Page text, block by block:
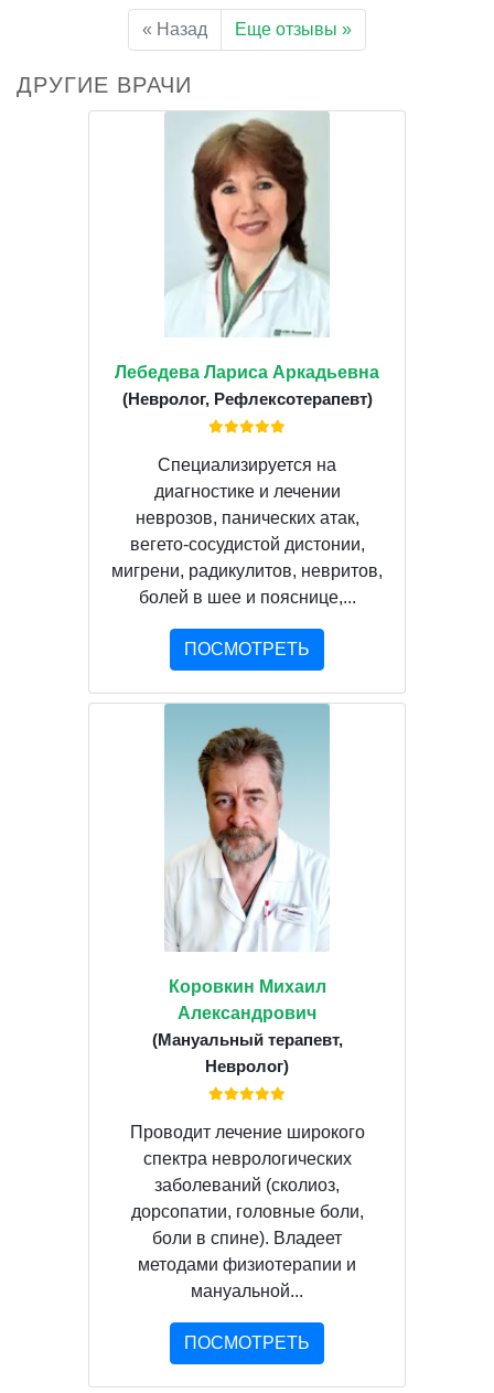
« Назад Еще отзывы »
ДРУГИЕ ВРАЧИ
Лебедева Лариса Аркадьевна
(Невролог, Рефлексотерапевт)
Специализируется на
диагностике и лечении
неврозов, панических атак,
вегето-сосудистой дистонии,
мигрени, радикулитов, невритов,
болей в шее и пояснице,...
ПОСМОТРЕТЬ
Коровкин Михаил
Александрович
(Мануальный терапевт,
Невролог)
Проводит лечение широкого
спектра неврологических
заболеваний (сколиоз,
дорсопатии, головные боли,
боли в спине). Владеет
методами физиотерапии и
мануальной...
ПОСМОТРЕТЬ